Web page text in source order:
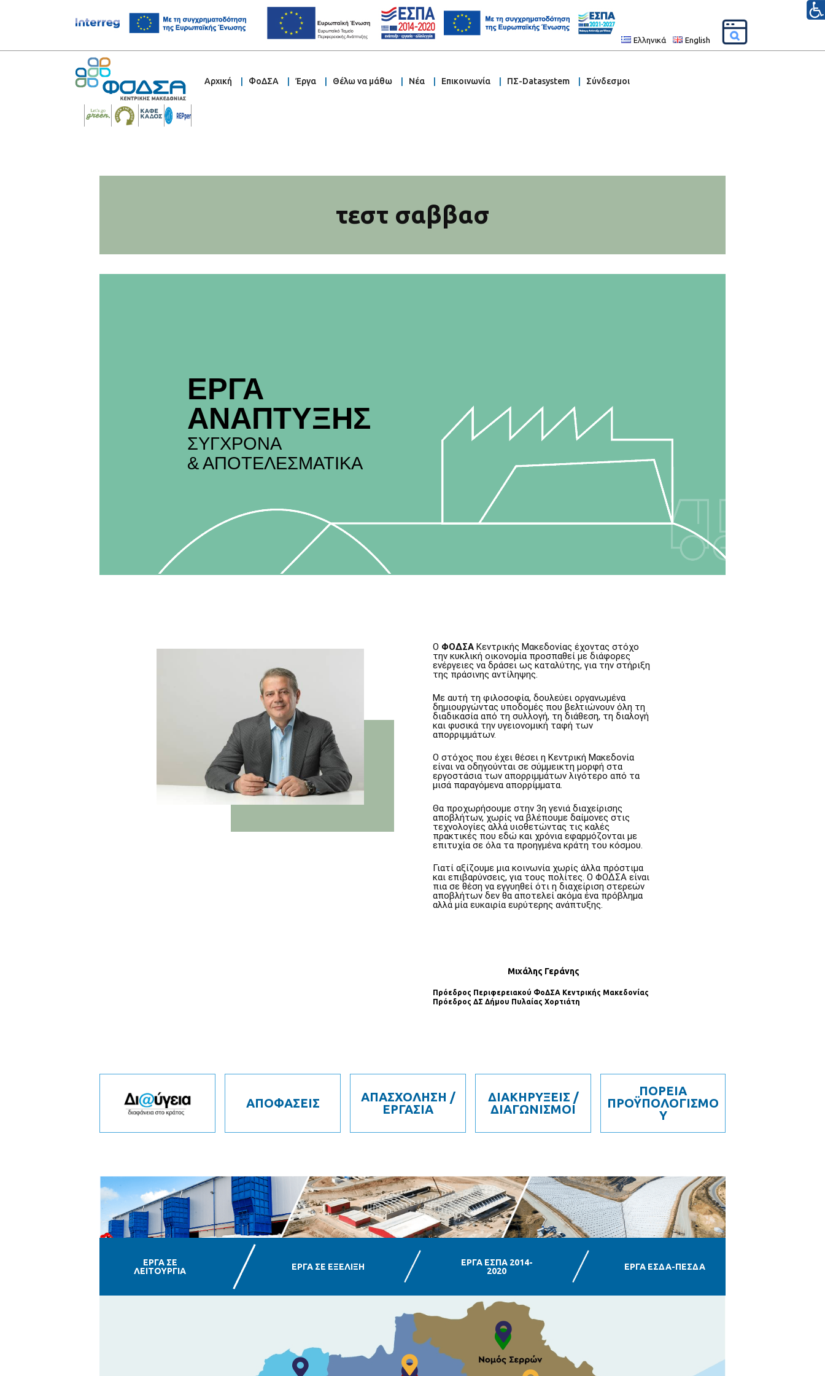
Ελληνικά English
Αρχική ΦοΔΣΑ Έργα Θέλω να μάθω Νέα Επικοινωνία ΠΣ-Datasystem Σύνδεσμοι
τεστ σαββασ
ΣΥΓΧΡΟΝΑ
& ΑΠΟΤΕΛΕΣΜΑΤΙΚΑ
ΕΡΓΑ
ΑΝΑΠΤΥΞΗΣ
Ο ΦΟΔΣΑ Κεντρικής Μακεδονίας έχοντας στόχο
την κυκλική οικονομία προσπαθεί με διάφορες
ενέργειες να δράσει ως καταλύτης, για την στήριξη
της πράσινης αντίληψης.
Με αυτή τη φιλοσοφία, δουλεύει οργανωμένα
δημιουργώντας υποδομές που βελτιώνουν όλη τη
διαδικασία από τη συλλογή, τη διάθεση, τη διαλογή
και φυσικά την υγειονομική ταφή των
απορριμμάτων.
Ο στόχος που έχει θέσει η Κεντρική Μακεδονία
είναι να οδηγούνται σε σύμμεικτη μορφή στα
εργοστάσια των απορριμμάτων λιγότερο από τα
μισά παραγόμενα απορρίμματα.
Θα προχωρήσουμε στην 3η γενιά διαχείρισης
αποβλήτων, χωρίς να βλέπουμε δαίμονες στις
τεχνολογίες αλλά υιοθετώντας τις καλές
πρακτικές που εδώ και χρόνια εφαρμόζονται με
επιτυχία σε όλα τα προηγμένα κράτη του κόσμου.
Γιατί αξίζουμε μια κοινωνία χωρίς άλλα πρόστιμα
και επιβαρύνσεις, για τους πολίτες. Ο ΦΟΔΣΑ είναι
πια σε θέση να εγγυηθεί ότι η διαχείριση στερεών
αποβλήτων δεν θα αποτελεί ακόμα ένα πρόβλημα
αλλά μία ευκαιρία ευρύτερης ανάπτυξης.
Μιχάλης Γεράνης
Πρόεδρος Περιφερειακού ΦοΔΣΑ Κεντρικής Μακεδονίας
Πρόεδρος ΔΣ Δήµου Πυλαίας Χορτιάτη
ΑΠΟΦΑΣΕΙΣ
ΑΠΑΣΧΟΛΗΣΗ /
ΕΡΓΑΣΙΑ
ΔΙΑΚΗΡΥΞΕΙΣ /
ΔΙΑΓΩΝΙΣΜΟΙ
ΠΟΡΕΙΑ
ΠΡΟΫΠΟΛΟΓΙΣΜΟ
Υ
ΕΡΓΑ ΣΕ
ΛΕΙΤΟΥΡΓΙΑ
ΕΡΓΑ ΣΕ ΕΞΕΛΙΞΗ
ΕΡΓΑ ΕΣΠΑ 2014-
2020
ΕΡΓΑ ΕΣΔΑ-ΠΕΣΔΑ
Τοποθεσία: Πίνακας πληροφοριών για το έργο ΜΕΑ Σερρών
Τοποθεσία: Πίνακας πληροφοριών για το έργο ΧΥΤΑ Σερρών